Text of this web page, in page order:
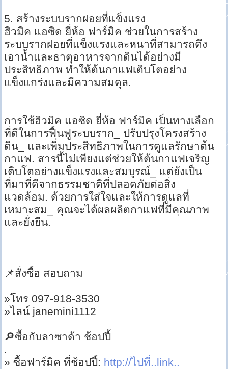
5. สร้างระบบรากฝอยที่แข็งแรง
ฮิวมิค แอซิด ยี่ห้อ ฟาร์มิค ช่วยในการสร้าง
ระบบรากฝอยที่แข็งแรงและหนาที่สามารถดึง
เอาน้ำและธาตุอาหารจากดินได้อย่างมี
ประสิทธิภาพ ทำให้ต้นกาแฟเติบโตอย่าง
แข็งแกร่งและมีความสมดุล.
การใช้ฮิวมิค แอซิด ยี่ห้อ ฟาร์มิค เป็นทางเลือก
ที่ดีในการฟื้นฟูระบบราก_ ปรับปรุงโครงสร้าง
ดิน_ และเพิ่มประสิทธิภาพในการดูแลรักษาต้น
กาแฟ. สารนี้ไม่เพียงแต่ช่วยให้ต้นกาแฟเจริญ
เติบโตอย่างแข็งแรงและสมบูรณ์_ แต่ยังเป็น
ที่มาที่ดีจากธรรมชาติที่ปลอดภัยต่อสิ่ง
แวดล้อม. ด้วยการใส่ใจและให้การดูแลที่
เหมาะสม_ คุณจะได้ผลผลิตกาแฟที่มีคุณภาพ
และยั่งยืน.
📌สั่งซื้อ สอบถาม
»โทร 097-918-3530
»ไลน์ janemini1112
🔎ซื้อกับลาซาด้า ช้อปปี้
.
» ซื้อฟาร์มิค ที่ช้อปปี้: http://ไปที่..link..